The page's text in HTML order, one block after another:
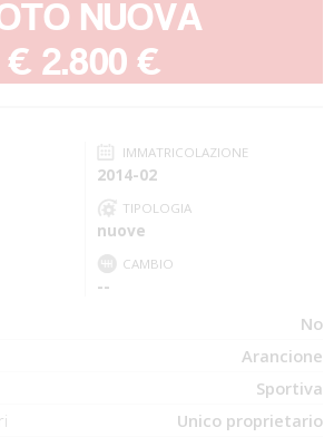
NUOVA
€ 2.800 €
IMMATRICOLAZIONE
2014-02
TIPOLOGIA
nuove
CAMBIO
--
No
Arancione
Sportiva
Unico proprietario